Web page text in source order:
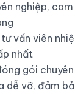
nghiệp,
vấn viên
nhất
gói
dễ vỡ, đảm